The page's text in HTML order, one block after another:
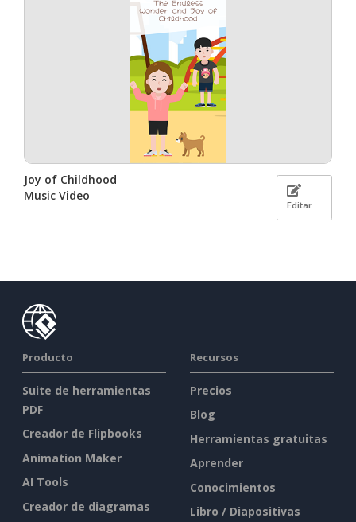
Joy of Childhood
Music Video
Editar
Producto
Suite de herramientas
PDF
Creador de Flipbooks
Animation Maker
AI Tools
Creador de diagramas
Recursos
Precios
Blog
Herramientas gratuitas
Aprender
Conocimientos
Libro / Diapositivas